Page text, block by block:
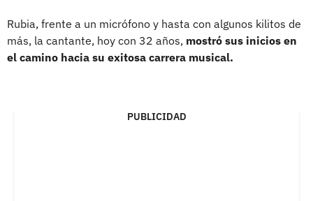
Rubia, frente a un micrófono y hasta con algunos kilitos de
más, la cantante, hoy con 32 años, mostró sus inicios en
el camino hacia su exitosa carrera musical.
PUBLICIDAD